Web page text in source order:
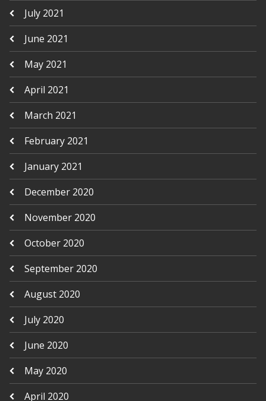
July 2021
June 2021
May 2021
April 2021
March 2021
February 2021
January 2021
December 2020
November 2020
October 2020
September 2020
August 2020
July 2020
June 2020
May 2020
April 2020